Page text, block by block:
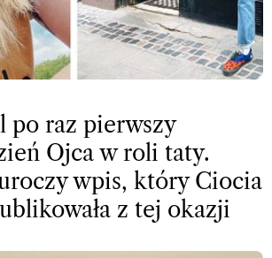
po raz pierwszy
Ojca w roli taty.
wpis, który Ciocia
z tej okazji